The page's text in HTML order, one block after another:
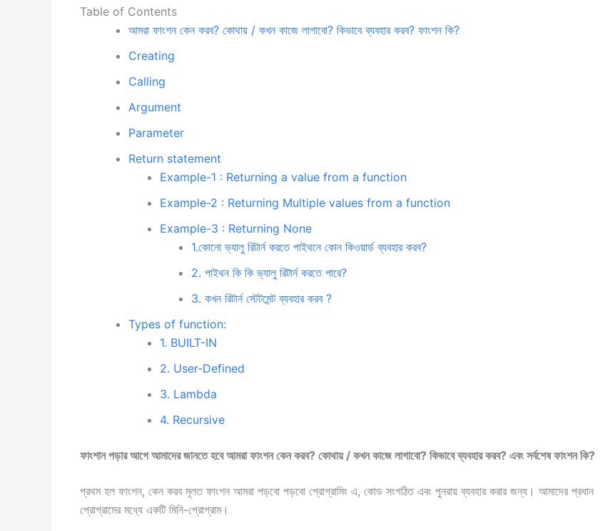
Table of Contents
আমরা ফাংশন কেন করব? কোথায় / কখন কাজে লাগাবো? কিভাবে ব্যবহার করব? ফাংশন কি?
Creating
Calling
Argument
Parameter
Return statement
Example-1 : Returning a value from a function
Example-2 : Returning Multiple values from a function
Example-3 : Returning None
1.কোনো ভ্যালু রিটার্ন করতে পাইথনে কোন কিওয়ার্ড ব্যবহার করব?
2. পাইথন কি কি ভ্যালু রিটার্ন করতে পারে?
3. কখন রিটার্ন স্টেটমেন্ট ব্যবহার করব ?
Types of function:
1. BUILT-IN
2. User-Defined
3. Lambda
4. Recursive
ফাংশান পড়ার আগে আমাদের জানতে হবে আমরা ফাংশন কেন করব? কোথায় / কখন কাজে লাগাবো? কিভাবে ব্যবহার করব? এবং সর্বশেষ ফাংশন কি?
প্রথম হল ফাংশন, কেন করব মূলত ফাংশন আমরা পড়বো পড়বো প্রোগ্রামিং এ, কোড সংগঠিত এবং পুনরায় ব্যবহার করার জন্য। আমাদের‌ প্রধান
প্রোগ্রামের মধ্যে একটি মিনি-প্রোগ্রাম।